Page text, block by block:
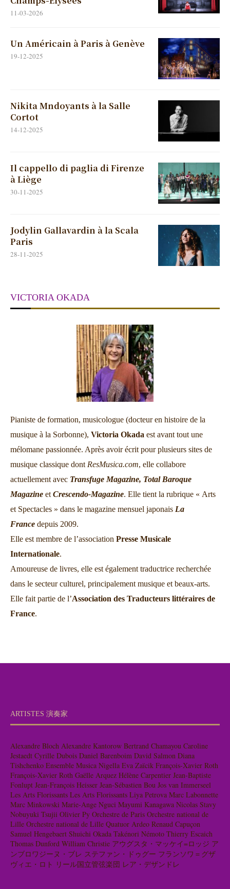
11-03-2026
Un Américain à Paris à Genève
19-12-2025
Nikita Mndoyants à la Salle
Cortot
14-12-2025
Il cappello di paglia di Firenze
à Liège
30-11-2025
Jodylin Gallavardin à la Scala
Paris
28-11-2025
VICTORIA OKADA
Pianiste de formation, musicologue (docteur en histoire de la
musique à la Sorbonne), Victoria Okada est avant tout une
mélomane passionnée. Après avoir écrit pour plusieurs sites de
musique classique dont ResMusica.com, elle collabore
actuellement avec Transfuge Magazine, Total Baroque
Magazine et Crescendo-Magazine. Elle tient la rubrique « Arts
et Spectacles » dans le magazine mensuel japonais La
France depuis 2009.
Elle est membre de l’association Presse Musicale
Internationale.
Amoureuse de livres, elle est également traductrice recherchée
dans le secteur culturel, principalement musique et beaux-arts.
Elle fait partie de l’Association des Traducteurs littéraires de
France.
ARTISTES 演奏家
Alexandre Bloch Alexandre Kantorow Bertrand Chamayou Caroline
Jestaedt Cyrille Dubois Daniel Barenboim David Salmon Diana
Tishchenko Ensemble Musica Nigella Eva Zaïcik François-Xavier Roth
François-Xavier Roth Gaëlle Arquez Hélène Carpentier Jean-Baptiste
Fonlupt Jean-François Heisser Jean-Sébastien Bou Jos van Immerseel
Les Arts Florissants Les Arts Florissants Liya Petrova Marc Labonnette
Marc Minkowski Marie-Ange Nguci Mayumi Kanagawa Nicolas Stavy
Nobuyuki Tsujii Olivier Py Orchestre de Paris Orchestre national de
Lille Orchestre national de Lille Quatuor Ardeo Renaud Capuçon
Samuel Hengebaert Shuichi Okada Takénori Némoto Thierry Escaich
Thomas Dunford William Christie アウグスタ・マッケイ=ロッジ ア
ンブロワジーヌ・ブレ ステファン・ドゥグー フランソワ＝グザ
ヴィエ・ロト リール国立管弦楽団 レア・デザンドレ